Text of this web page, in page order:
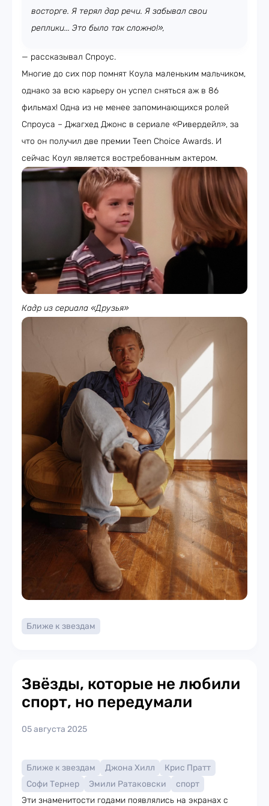
восторге. Я терял дар речи. Я забывал свои
реплики... Это было так сложно!»,
— рассказывал Спроус.
Многие до сих пор помнят Коула маленьким мальчиком,
однако за всю карьеру он успел сняться аж в 86
фильмах! Одна из не менее запоминающихся ролей
Спроуса – Джагхед Джонс в сериале «Ривердейл», за
что он получил две премии Teen Choice Awards. И
сейчас Коул является востребованным актером.
Кадр из сериала «Друзья»
Ближе к звездам
Звёзды, которые не любили
спорт, но передумали
05 августа 2025
Ближе к звездам Джона Хилл
Крис Пратт
Софи Тернер
Эмили Ратаковски
спорт
Эти знаменитости годами появлялись на экранах с